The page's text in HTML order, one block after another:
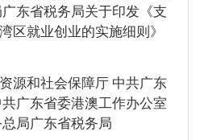
东省税务局关于印发《支
区就业创业的实施细则》
源和社会保障厅 中共广东
广东省委港澳工作办公室
局广东省税务局